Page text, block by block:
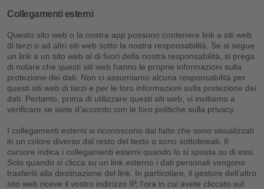
Collegamenti esterni
Questo sito web o la nostra app possono contenere link a siti web
di terzi o ad altri siti web sotto la nostra responsabilità. Se si segue
un link a un sito web al di fuori della nostra responsabilità, si prega
di notare che questi siti web hanno le proprie informazioni sulla
protezione dei dati. Non ci assumiamo alcuna responsabilità per
questi siti web di terzi e per le loro informazioni sulla protezione dei
dati. Pertanto, prima di utilizzare questi siti web, vi invitiamo a
verificare se siete d’accordo con le loro politiche sulla privacy.
I collegamenti esterni si riconoscono dal fatto che sono visualizzati
in un colore diverso dal resto del testo o sono sottolineati. Il
cursore indica i collegamenti esterni quando lo si sposta su di essi.
Solo quando si clicca su un link esterno i dati personali vengono
trasferiti alla destinazione del link. In particolare, il gestore dell’altro
sito web riceve il vostro indirizzo IP, l’ora in cui avete cliccato sul